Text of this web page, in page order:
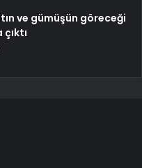
ve gümüşün göreceği